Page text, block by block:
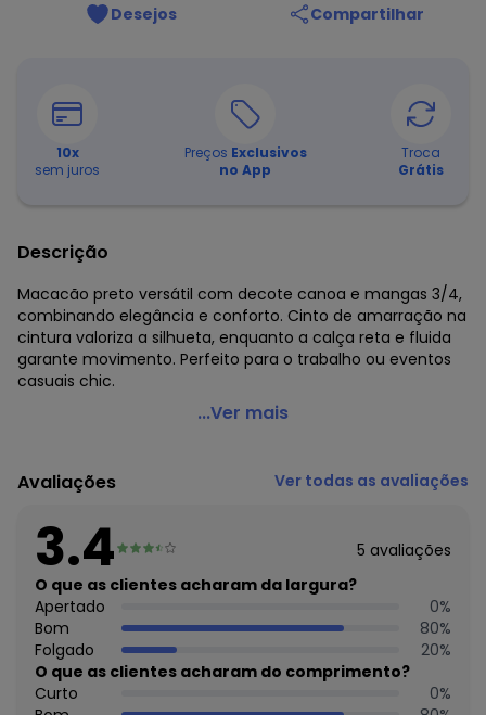
Desejos Compartilhar
10x
sem juros
Preços Exclusivos
no App
Troca
Grátis
Descrição
Macacão preto versátil com decote canoa e mangas 3/4,
combinando elegância e conforto. Cinto de amarração na
cintura valoriza a silhueta, enquanto a calça reta e fluida
garante movimento. Perfeito para o trabalho ou eventos
casuais chic.
Quintess - Macacão Preto em Malha Crepe
Comprimento da manga: 3/4
Decote frente: Redondo
crepe
Uso trabalho: Sim
...Ver mais
Avaliações Ver todas as avaliações
3.4 5 avaliações
O que as clientes acharam da largura?
Apertado
0%
Bom
80%
Folgado
20%
O que as clientes acharam do comprimento?
Curto
0%